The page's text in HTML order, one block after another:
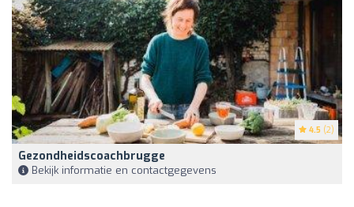
4.5 (2)
Gezondheidscoachbrugge
Bekijk informatie en contactgegevens